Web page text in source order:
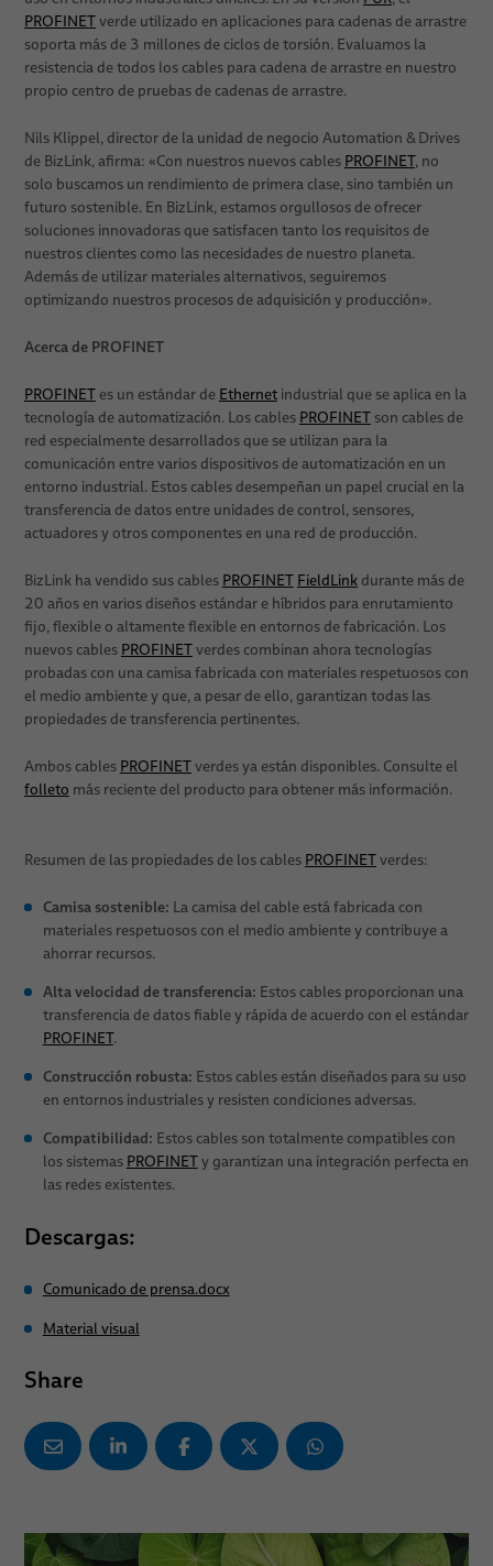
PROFINETverde utilizado en aplicaciones para cadenas de arrastre
soporta más de 3 millones de ciclos de torsión. Evaluamos la
resistencia de todos los cables para cadena de arrastre en nuestro
propio centro de pruebas de cadenas de arrastre.
Nils Klippel, director de la unidad de negocio Automation & Drives
de BizLink, afirma: «Con nuestros nuevos cables PROFINET, no
solo buscamos un rendimiento de primera clase, sino también un
futuro sostenible. En BizLink, estamos orgullosos de ofrecer
soluciones innovadoras que satisfacen tanto los requisitos de
nuestros clientes como las necesidades de nuestro planeta.
Además de utilizar materiales alternativos, seguiremos
optimizando nuestros procesos de adquisición y producción».
Acerca de PROFINET
PROFINETes un estándar de Ethernetindustrial que se aplica en la
tecnología de automatización. Los cables PROFINETson cables de
red especialmente desarrollados que se utilizan para la
comunicación entre varios dispositivos de automatización en un
entorno industrial. Estos cables desempeñan un papel crucial en la
transferencia de datos entre unidades de control, sensores,
actuadores y otros componentes en una red de producción.
BizLink ha vendido sus cables PROFINET FieldLinkdurante más de
20 años en varios diseños estándar e híbridos para enrutamiento
fijo, flexible o altamente flexible en entornos de fabricación. Los
nuevos cables PROFINETverdes combinan ahora tecnologías
probadas con una camisa fabricada con materiales respetuosos con
el medio ambiente y que, a pesar de ello, garantizan todas las
propiedades de transferencia pertinentes.
Ambos cables PROFINETverdes ya están disponibles. Consulte el
folleto más reciente del producto para obtener más información.
Resumen de las propiedades de los cables PROFINETverdes:
Camisa sostenible: La camisa del cable está fabricada con
materiales respetuosos con el medio ambiente y contribuye a
ahorrar recursos.
Alta velocidad de transferencia: Estos cables proporcionan una
transferencia de datos fiable y rápida de acuerdo con el estándar
PROFINET.
Construcción robusta: Estos cables están diseñados para su uso
en entornos industriales y resisten condiciones adversas.
Compatibilidad: Estos cables son totalmente compatibles con
los sistemas PROFINETy garantizan una integración perfecta en
las redes existentes.
Descargas:
Comunicado de prensa.docx
Material visual
Share